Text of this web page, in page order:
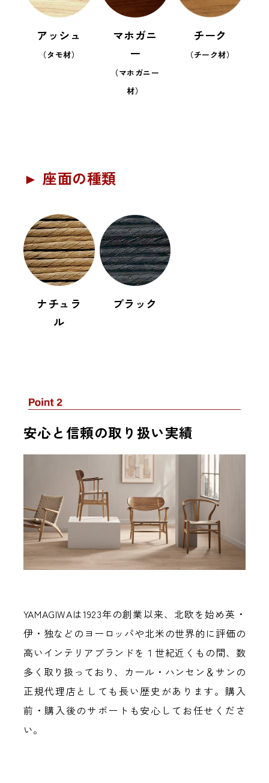
アッシュ
（タモ材）
マホガニ
ー
（マホガニー
材）
チーク
（チーク材）
► 座面の種類
ナチュラ
ル
ブラック
安心と信頼の取り扱い実績
YAMAGIWAは1923年の創業以来、北欧を始め英・
伊・独などのヨーロッパや北米の世界的に評価の
高いインテリアブランドを１世紀近くもの間、数
多く取り扱っており、カール・ハンセン＆サンの
正規代理店としても長い歴史があります。購入
前・購入後のサポートも安心してお任せくださ
い。